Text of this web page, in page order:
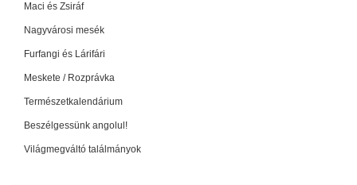
Maci és Zsiráf
Nagyvárosi mesék
Furfangi és Lárifári
Meskete / Rozprávka
Természetkalendárium
Beszélgessünk angolul!
Világmegváltó találmányok